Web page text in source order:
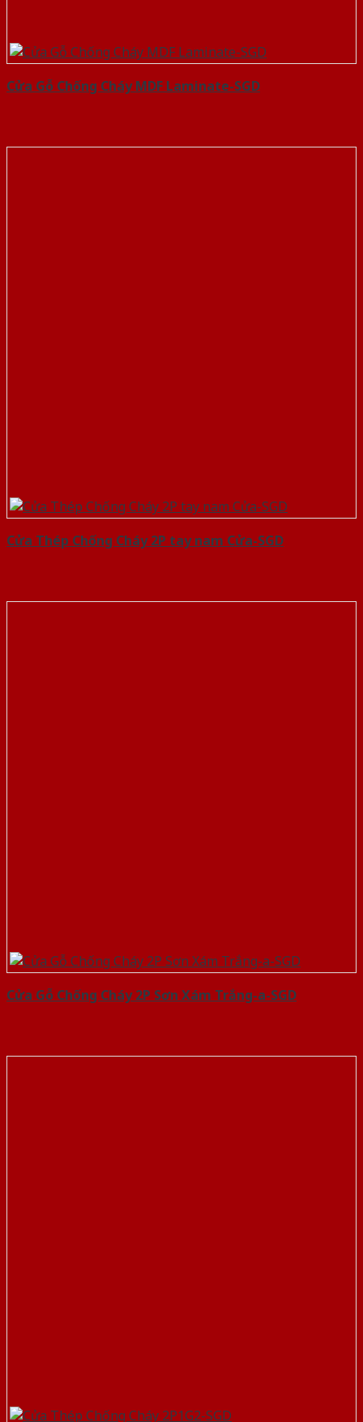
Cửa Gỗ Chống Cháy MDF Laminate-SGD
Cửa Thép Chống Cháy 2P tay nam Cửa-SGD
Cửa Gỗ Chống Cháy 2P Sơn Xám Trắng-a-SGD